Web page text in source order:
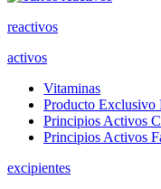
reactivos
activos
Vitaminas
Producto Exclusivo
Principios Activos
Principios Activos
excipientes